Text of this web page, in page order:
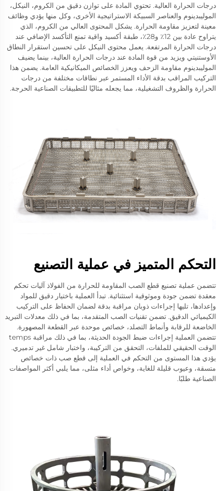
درجات الحرارة العالية. تحتوي المادة على توازن دقيق من الكروم، النيكل،
الموليبدينوم والعناصر السبيكة الاستراتيجية الأخرى، وكل منها يؤدي وظائف
معينة لتعزيز مقاومة الحرارة. يشكل المحتوى العالي من الكروم، الذي
يتراوح عادة بين 12٪ و28٪، طبقة أكسيد واقية تمنع التأكسد الإضافي عند
درجات الحرارة المرتفعة. يعمل محتوى النيكل على تحسين استقرار النطاق
الأوستنيتي ويزيد من قوة المادة عند درجات الحرارة العالية، بينما يضيف
الموليبدينوم مقاومة الزحف ويعزز الخصائص الميكانيكية العامة. يضمن هذا
التركيب المراقب بدقة الأداء المستمر عبر نطاقات مختلفة من درجات
الحرارة والظروف التشغيلية، مما يجعله مثاليًا للتطبيقات الصناعية الحرجة.
التحكم المتميز في عملية التصنيع
تتضمن عملية تصنيع قطع الصب المقاومة للحرارة من الفولاذ آليات تحكم
معقدة تضمن جودة وموثوقية استثنائية. تبدأ العملية باختيار دقيق للمواد
وإعدادها، تليها إجراءات ذوبان مراقبة بدقة لضمان الحفاظ على التركيب
الكيميائي الدقيق. تضمن تقنيات الصب المتقدمة، بما في ذلك معدلات التبريد
الخاضعة للرقابة وأنماط التصلد، خصائص موحدة عبر القطعة المصهورة.
تتضمن العملية إجراءات ضبط الجودة الحديثة، بما في ذلك مراقبة temps
الوقت الحقيقي للملفات، التحقق من التركيبة، واختبار شامل غير تدميري.
يؤدي هذا المستوى من التحكم في العملية إلى قطع صب ذات خصائص
متسقة، وعيوب قليلة للغاية، وخواص أداء مثلى، مما يلبي أكثر المواصفات
الصناعية طلبًا.